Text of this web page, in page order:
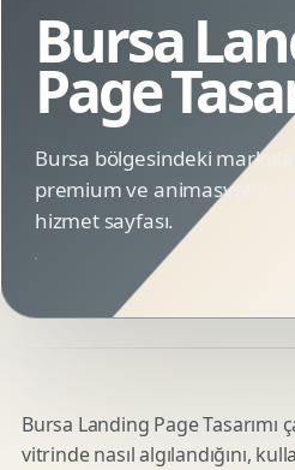
Bursa
Page
Bursa bölgesindeki
premium ve animasyonlu
hizmet sayfası.
Bursa Landing Page Tasarımı
vitrinde nasıl algılandığını,